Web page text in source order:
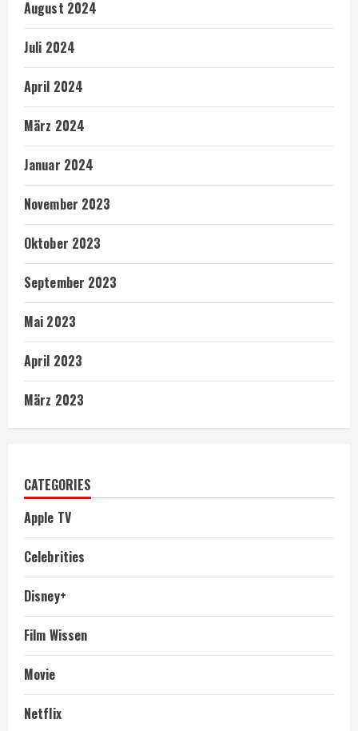
August 2024
Juli 2024
April 2024
März 2024
Januar 2024
November 2023
Oktober 2023
September 2023
Mai 2023
April 2023
März 2023
CATEGORIES
Apple TV
Celebrities
Disney+
Film Wissen
Movie
Netflix